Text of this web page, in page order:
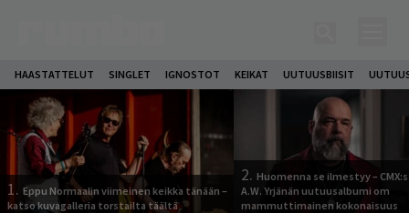
HAASTATTELUT SINGLET IGNOSTOT KEIKAT UUTUUSBIISIT
1. Eppu Normaalin viimeinen keikka tänään –
katso kuvagalleria torstailta täältä
2. Huomenna se ilmestyy –
A.W. Yrjänän uutuusalbumi om
mammuttimainen kokonaisuus